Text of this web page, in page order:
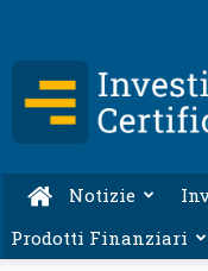
Notizie
Prodotti Finanziari